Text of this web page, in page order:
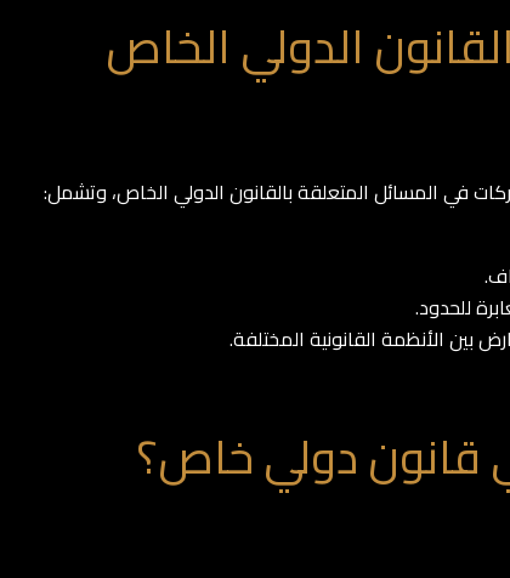
الدولي الخاص
في المسائل المتعلقة بالقانون الدولي الخاص، وتشمل:
للحدود.
بين الأنظمة القانونية المختلفة.
قانون دولي خاص؟